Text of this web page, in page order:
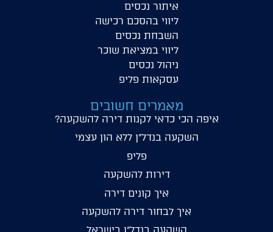
איתור נכסים
ליווי בהסכם רכישה
השבחת נכסים
ליווי במציאת שוכר
ניהול נכסים
עסקאות פליפ
מאמרים חשובים
איפה הכי כדאי לקנות דירה להשקעה?
השקעה בנדל"ן ללא הון עצמי
פליפ
דירות להשקעה
איך קונים דירה
איך לבחור דירה להשקעה